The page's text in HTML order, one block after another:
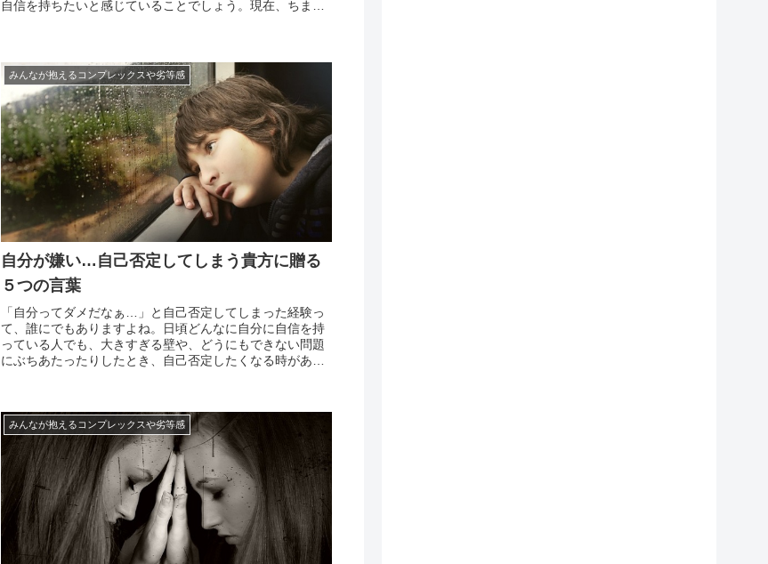
自信を持ちたいと感じていることでしょう。現在、ちまた
みんなが抱えるコンプレックスや劣等感
自分が嫌い…自己否定してしまう貴方に贈る
５つの言葉
「自分ってダメだなぁ…」と自己否定してしまった経験っ
て、誰にでもありますよね。日頃どんなに自分に自信を持
っている人でも、大きすぎる壁や、どうにもできない問題
にぶちあたったりしたとき、自己否定したくなる時があり
責めて、...
みんなが抱えるコンプレックスや劣等感